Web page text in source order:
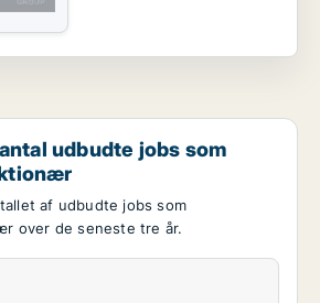
udbudte jobs som
af udbudte jobs som
over de seneste tre år.